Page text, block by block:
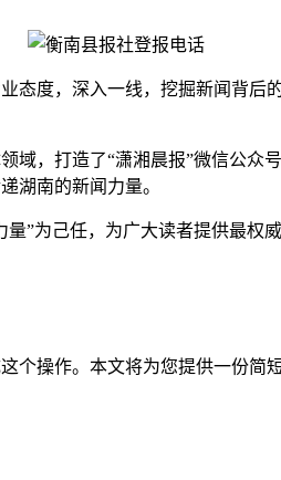
态度，深入一线，挖掘新闻背
，打造了“潇湘晨报”微信公
湖南的新闻力量。
”为己任，为广大读者提供最
操作。本文将为您提供一份简